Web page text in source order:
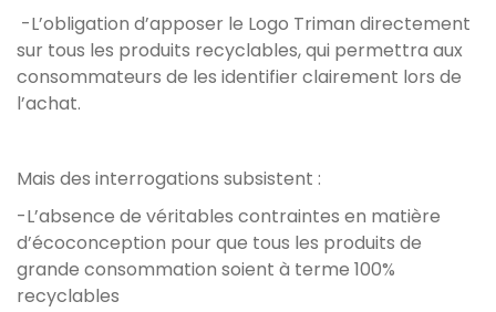
-L’obligation d’apposer le Logo Triman directement
sur tous les produits recyclables, qui permettra aux
consommateurs de les identifier clairement lors de
l’achat.
Mais des interrogations subsistent :
-L’absence de véritables contraintes en matière
d’écoconception pour que tous les produits de
grande consommation soient à terme 100%
recyclables